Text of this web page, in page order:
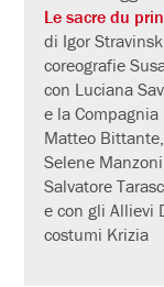
Le sacre du
di Igor
coreografie
con Luciana
e la
Matteo
Selene
Salvatore
e con gli Allievi
costumi Krizia